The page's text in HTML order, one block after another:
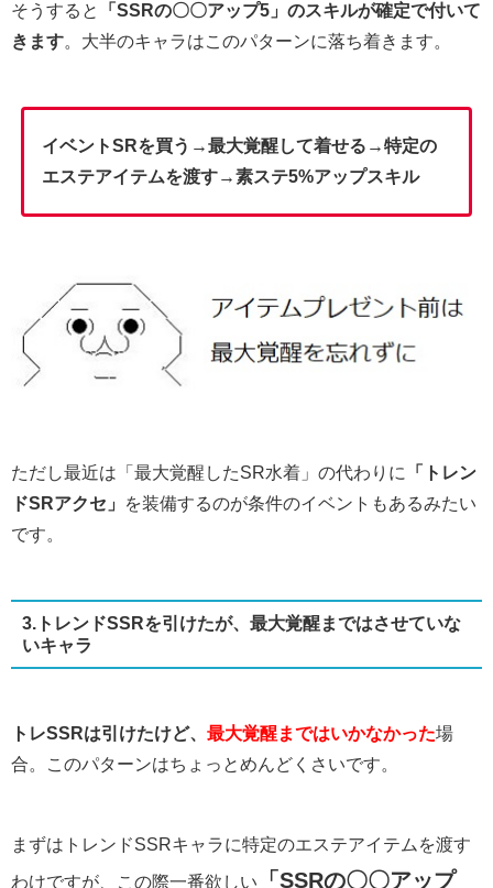
そうすると
「SSRの〇〇アップ5」のスキルが確定で付いて
きます。大半のキャラはこのパターンに落ち着きます。
イベントSRを買う→最大覚醒して着せる→特定の
エステアイテムを渡す→素ステ5%アップスキル
ただし最近は「最大覚醒したSR水着」の代わりに
「トレン
ドSRアクセ」
を装備するのが条件のイベントもあるみたい
です。
3.トレンドSSRを引けたが、最大覚醒まではさせていな
いキャラ
トレSSRは引けたけど、 最大覚醒まではいかなかった場
合。このパターンはちょっとめんどくさいです。
まずはトレンドSSRキャラに特定のエステアイテムを渡す
わけですが、この際一番欲しい
「SSRの〇〇アップ